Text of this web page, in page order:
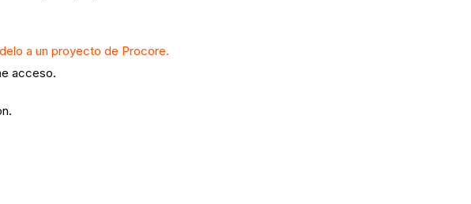
a un proyecto de Procore.
acceso.